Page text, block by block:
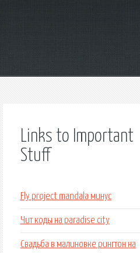
Links to Important
Stuff
Fly project mandala минус
Чит коды на paradise city
Свадьба в малиновке рингтон на